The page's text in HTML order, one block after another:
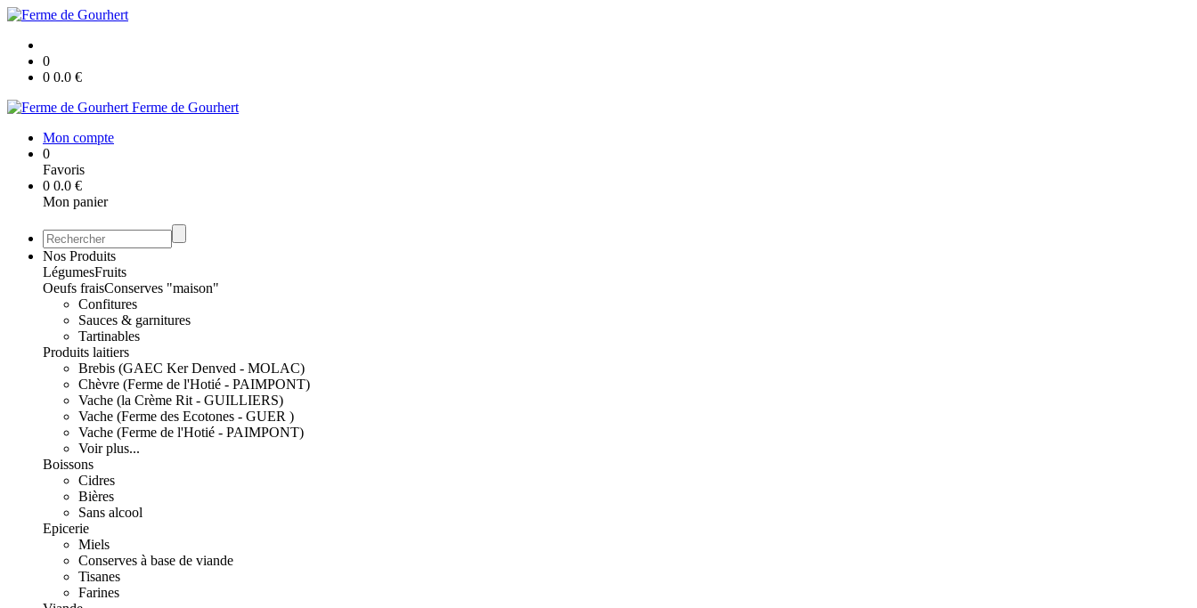
0
0 0.0 €
Ferme de Gourhert
Mon compte
0
Favoris
0 0.0 €
Mon panier
Nos Produits
LégumesFruits
Oeufs fraisConserves "maison"
Confitures
Sauces & garnitures
Tartinables
Produits laitiers
Brebis (GAEC Ker Denved - MOLAC)
Chèvre (Ferme de l'Hotié - PAIMPONT)
Vache (la Crème Rit - GUILLIERS)
Vache (Ferme des Ecotones - GUER )
Vache (Ferme de l'Hotié - PAIMPONT)
Voir plus...
Boissons
Cidres
Bières
Sans alcool
Epicerie
Miels
Conserves à base de viande
Tisanes
Farines